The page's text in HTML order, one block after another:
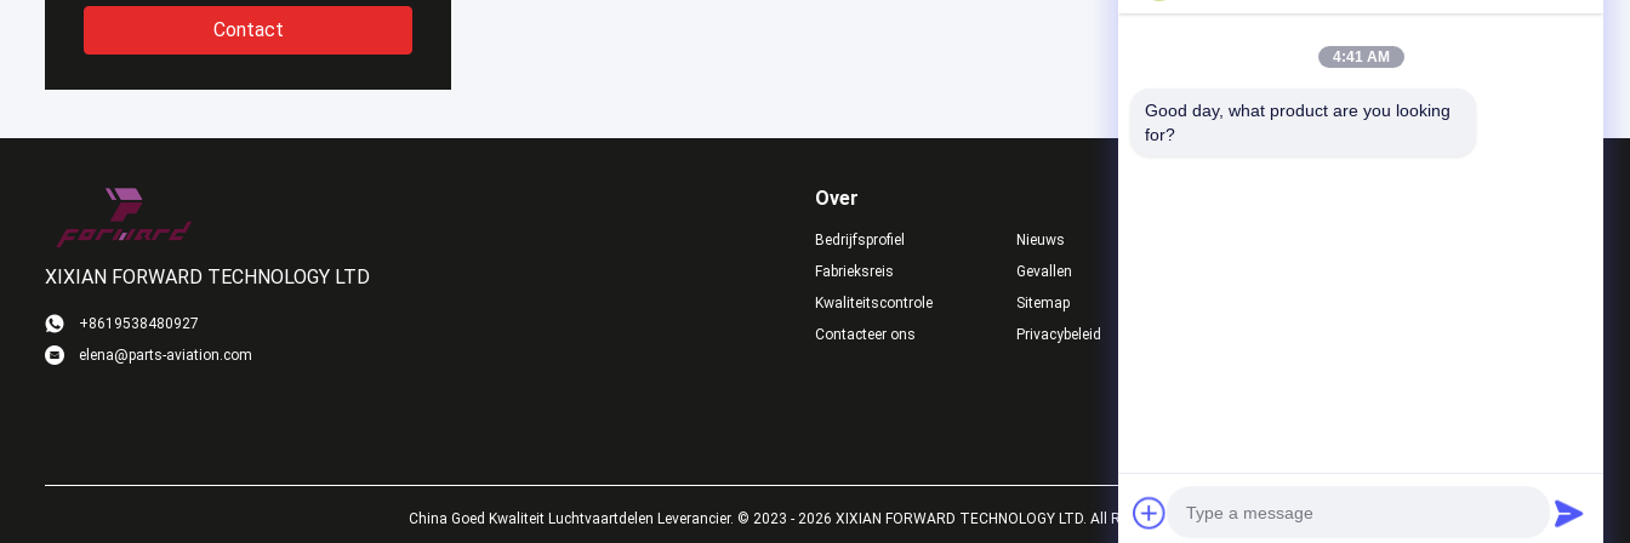
Contact
XIXIAN FORWARD TECHNOLOGY LTD
+8619538480927
elena@parts-aviation.com
Over
Bedrijfsprofiel
Fabrieksreis
Kwaliteitscontrole
Contacteer ons
Nieuws
Gevallen
Sitemap
Privacybeleid
China Goed Kwaliteit Luchtvaartdelen Leverancier. © 2023 - 2026 XIXIAN FORWARD TECHNOLOGY LTD. All Rights Reserved.
4:41 AM
Good day, what product are you looking
for?